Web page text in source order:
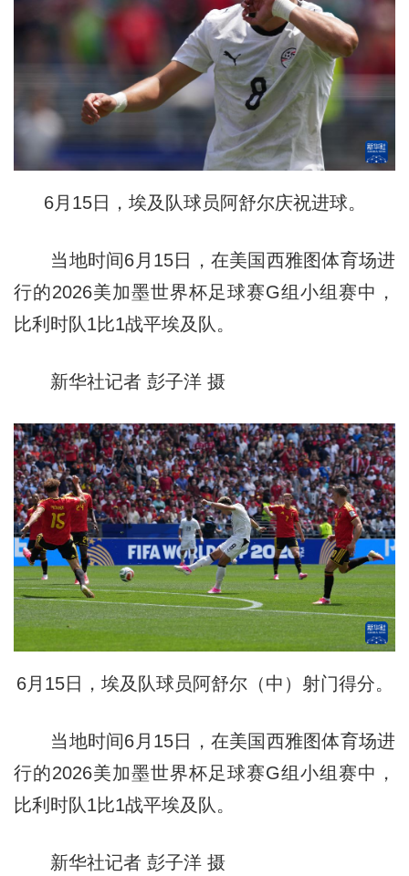
6月15日，埃及队球员阿舒尔庆祝进球。
当地时间6月15日，在美国西雅图体育场进
行的2026美加墨世界杯足球赛G组小组赛中，
比利时队1比1战平埃及队。
新华社记者 彭子洋 摄
6月15日，埃及队球员阿舒尔（中）射门得分。
当地时间6月15日，在美国西雅图体育场进
行的2026美加墨世界杯足球赛G组小组赛中，
比利时队1比1战平埃及队。
新华社记者 彭子洋 摄